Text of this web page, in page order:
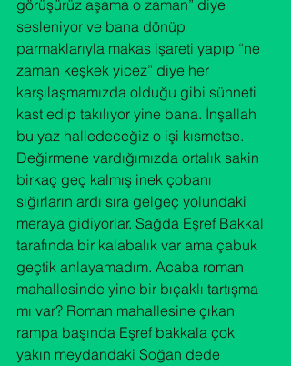
görüşürüz aşama o zaman” diye
sesleniyor ve bana dönüp
parmaklarıyla makas işareti yapıp “ne
zaman keşkek yicez” diye her
karşılaşmamızda olduğu gibi sünneti
kast edip takılıyor yine bana. İnşallah
bu yaz halledeceğiz o işi kısmetse.
Değirmene vardığımızda ortalık sakin
birkaç geç kalmış inek çobanı
sığırların ardı sıra gelgeç yolundaki
meraya gidiyorlar. Sağda Eşref Bakkal
tarafında bir kalabalık var ama çabuk
geçtik anlayamadım. Acaba roman
mahallesinde yine bir bıçaklı tartışma
mı var? Roman mahallesine çıkan
rampa başında Eşref bakkala çok
yakın meydandaki Soğan dede